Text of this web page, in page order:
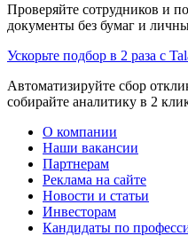
Проверяйте сотрудников и
документы без бумаг и
Ускорьте подбор в 2 раза с
Автоматизируйте сбор
собирайте аналитику в 2
О компании
Наши вакансии
Партнерам
Реклама на сайте
Новости и статьи
Инвесторам
Кандидаты по